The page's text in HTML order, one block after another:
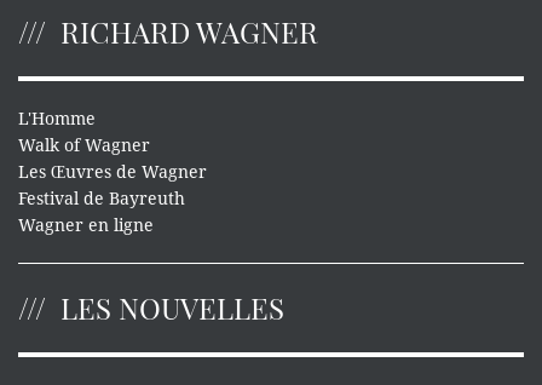
RICHARD WAGNER
L'Homme
Walk of Wagner
Les Œuvres de Wagner
Festival de Bayreuth
Wagner en ligne
LES NOUVELLES